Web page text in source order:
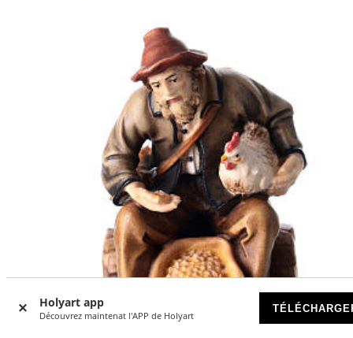
Holyart app
Découvrez maintenat l'APP de Holyart